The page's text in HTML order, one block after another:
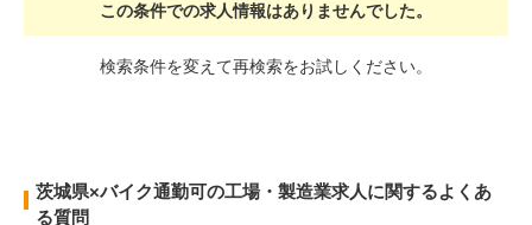
この条件での求人情報はありませんでした。
検索条件を変えて再検索をお試しください。
茨城県×バイク通勤可の工場・製造業求人に関するよくあ
る質問